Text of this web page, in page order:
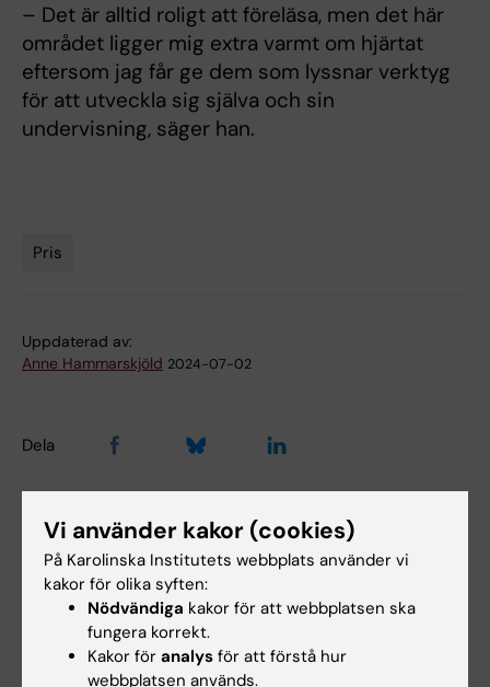
– Det är alltid roligt att föreläsa, men det här
området ligger mig extra varmt om hjärtat
eftersom jag får ge dem som lyssnar verktyg
för att utveckla sig själva och sin
undervisning, säger han.
Pris
Uppdaterad av:
Anne Hammarskjöld 2024-07-02
Dela
Relaterat
Läs FEBS intervju med Bob Harris
Professor Bob Harris utsedd till hedersdoktor
Vi använder kakor (cookies)
På Karolinska Institutets webbplats använder vi
kakor för olika syften:
Nödvändiga kakor för att webbplatsen ska
fungera korrekt.
Kakor för analys för att förstå hur
webbplatsen används.